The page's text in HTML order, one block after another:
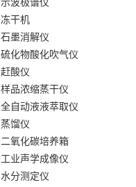
冻干机
石墨消解仪
硫化物酸化吹气仪
赶酸仪
样品浓缩蒸干仪
全自动液液萃取仪
蒸馏仪
二氧化碳培养箱
工业声学成像仪
水分测定仪